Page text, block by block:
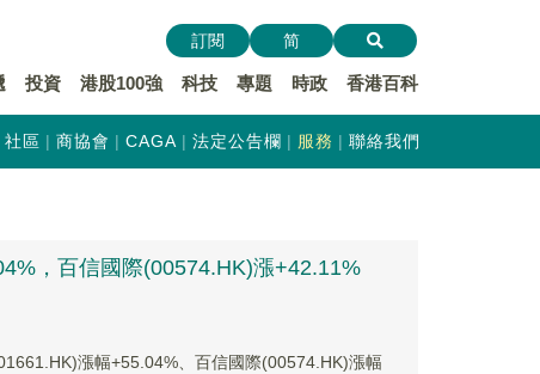
投資 港股100強 科技 專題 時政 香港百科
訂閱 简
社區 商協會 CAGA 法定公告欄 服務 聯絡我們
，百信國際(00574.HK)漲+42.11%
漲幅+55.04%、百信國際(00574.HK)漲幅